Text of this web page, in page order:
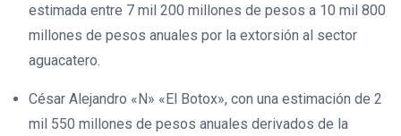
estimada entre 7 mil 200 millones de pesos a 10 mil 800
millones de pesos anuales por la extorsión al sector
aguacatero.
César Alejandro «N» «El Botox», con una estimación de 2
mil 550 millones de pesos anuales derivados de la